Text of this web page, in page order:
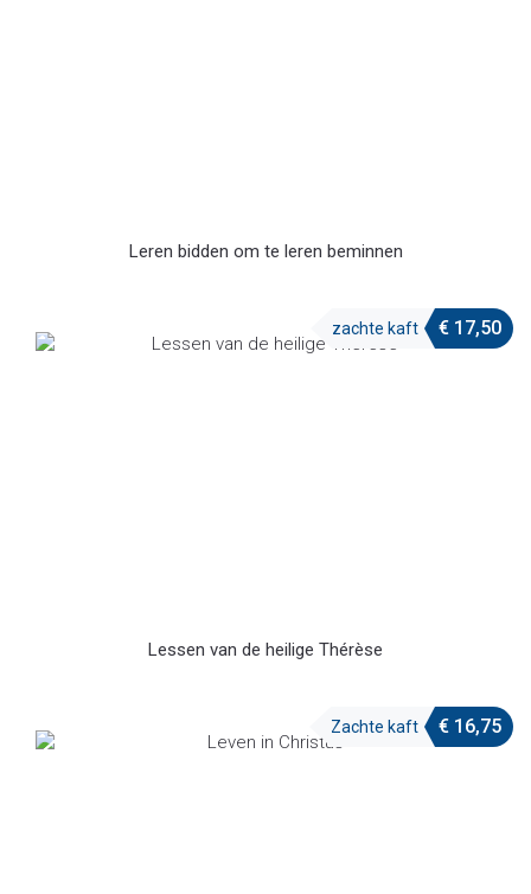
Leren bidden om te leren beminnen
Lessen van de heilige Thérèse
zachte kaft € 17,50
Zachte kaft € 16,75